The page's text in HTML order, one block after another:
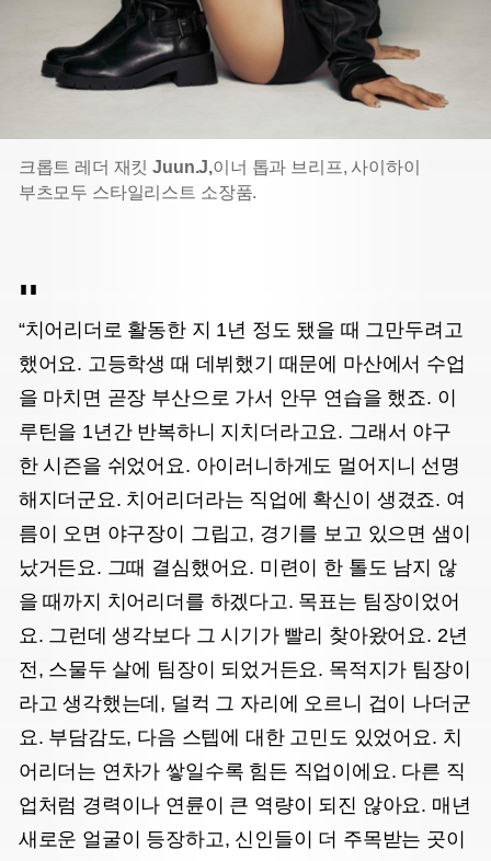
크롭트 레더 재킷Juun.J,이너 톱과 브리프, 사이하이
부츠모두 스타일리스트 소장품.
“치어리더로 활동한 지 1년 정도 됐을 때 그만두려고
했어요. 고등학생 때 데뷔했기 때문에 마산에서 수업
을 마치면 곧장 부산으로 가서 안무 연습을 했죠. 이
루틴을 1년간 반복하니 지치더라고요. 그래서 야구
한 시즌을 쉬었어요. 아이러니하게도 멀어지니 선명
해지더군요. 치어리더라는 직업에 확신이 생겼죠. 여
름이 오면 야구장이 그립고, 경기를 보고 있으면 샘이
났거든요. 그때 결심했어요. 미련이 한 톨도 남지 않
을 때까지 치어리더를 하겠다고. 목표는 팀장이었어
요. 그런데 생각보다 그 시기가 빨리 찾아왔어요. 2년
전, 스물두 살에 팀장이 되었거든요. 목적지가 팀장이
라고 생각했는데, 덜컥 그 자리에 오르니 겁이 나더군
요. 부담감도, 다음 스텝에 대한 고민도 있었어요. 치
어리더는 연차가 쌓일수록 힘든 직업이에요. 다른 직
업처럼 경력이나 연륜이 큰 역량이 되진 않아요. 매년
새로운 얼굴이 등장하고, 신인들이 더 주목받는 곳이